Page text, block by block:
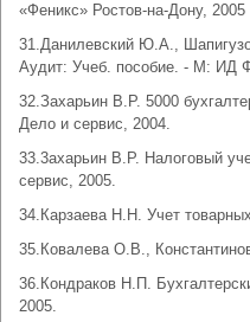
«Феникс» Ростов-на-Дону, 2005
31.Данилевский Ю.А.,
Аудит: Учеб. пособие. - М: ИД
32.Захарьин В.Р. 5000
Дело и сервис, 2004.
33.3ахарьин В.Р. Налоговый
сервис, 2005.
34.Карзаева Н.Н. Учет
35.Ковалева О.В.,
36.Кондраков Н.П.
2005.